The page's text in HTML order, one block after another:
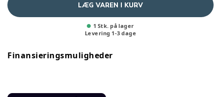
LÆG VAREN I KURV
1 Stk. på lager
Levering 1-3 dage
Finansieringsmuligheder